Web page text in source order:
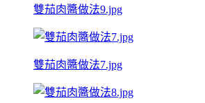
雙茄肉醬做法9.jpg
雙茄肉醬做法7.jpg